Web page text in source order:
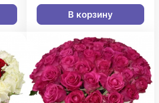
В корзину